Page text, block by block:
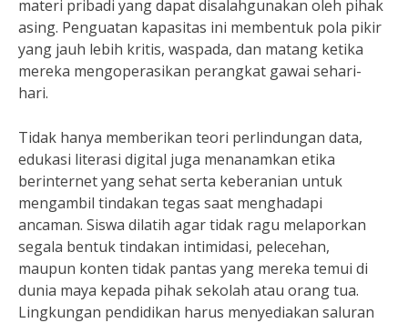
materi pribadi yang dapat disalahgunakan oleh pihak
asing. Penguatan kapasitas ini membentuk pola pikir
yang jauh lebih kritis, waspada, dan matang ketika
mereka mengoperasikan perangkat gawai sehari-
hari.
Tidak hanya memberikan teori perlindungan data,
edukasi literasi digital juga menanamkan etika
berinternet yang sehat serta keberanian untuk
mengambil tindakan tegas saat menghadapi
ancaman. Siswa dilatih agar tidak ragu melaporkan
segala bentuk tindakan intimidasi, pelecehan,
maupun konten tidak pantas yang mereka temui di
dunia maya kepada pihak sekolah atau orang tua.
Lingkungan pendidikan harus menyediakan saluran